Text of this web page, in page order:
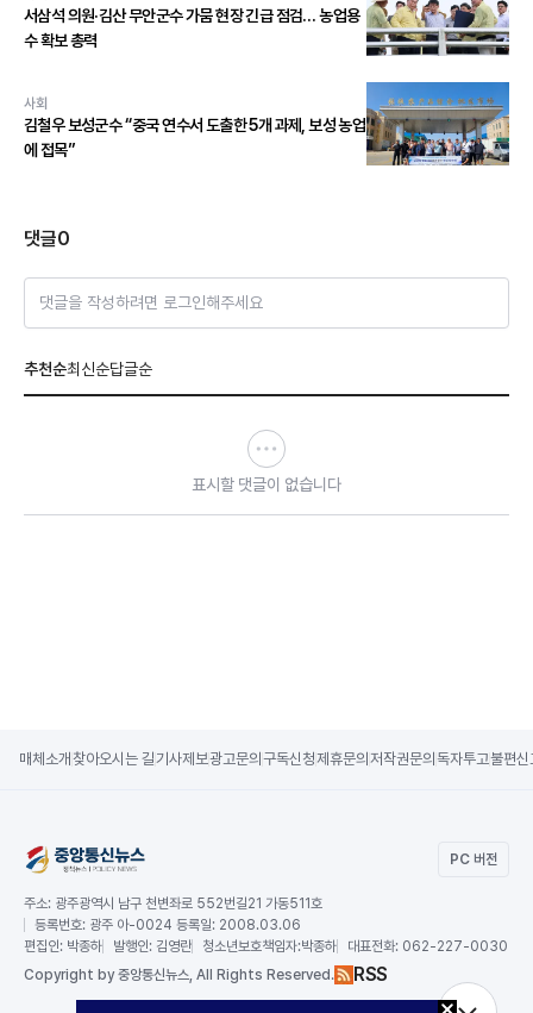
서삼석 의원·김산 무안군수 가뭄 현장 긴급 점검… 농업용
수 확보 총력
사회
김철우 보성군수 “중국 연수서 도출한 5개 과제, 보성 농업
에 접목”
댓글0
댓글을 작성하려면 로그인해주세요
추천순최신순답글순
표시할 댓글이 없습니다
매체소개 찾아오시는 길기사제보광고문의 구독신청제휴문의 저작권문의 독자투고불편신
PC 버전
주소: 광주광역시 남구 천변좌로 552번길21 가동511호
등록번호: 광주 아-0024 등록일: 2008.03.06
편집인: 박종하 발행인: 김영란 청소년보호책임자:박종하 대표전화: 062-227-0030
Copyright by 중앙통신뉴스, All Rights Reserved. RSS